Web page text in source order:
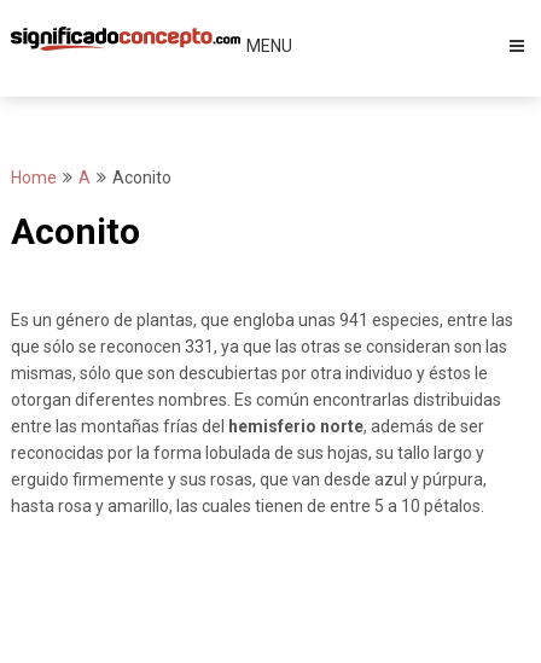
to
MENU
Home A Aconito
Aconito
Es un género de plantas, que engloba unas 941 especies, entre las
que sólo se reconocen 331, ya que las otras se consideran son las
mismas, sólo que son descubiertas por otra individuo y éstos le
otorgan diferentes nombres. Es común encontrarlas distribuidas
entre las montañas frías del
hemisferio norte, además de ser
reconocidas por la forma lobulada de sus hojas, su tallo largo y
erguido firmemente y sus rosas, que van desde azul y púrpura,
hasta rosa y amarillo, las cuales tienen de entre 5 a 10 pétalos.